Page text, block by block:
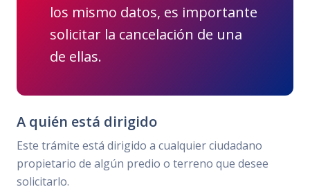
los mismo datos, es importante
solicitar la cancelación de una
de ellas.
A quién está dirigido
Este trámite está dirigido a cualquier ciudadano
propietario de algún predio o terreno que desee
solicitarlo.